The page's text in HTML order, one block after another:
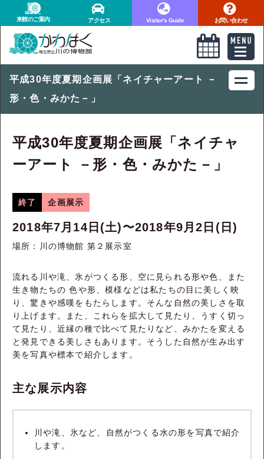
来館のご案内 アクセス Visitor's Guide お問い合わせ
平成30年度夏期企画展「ネイチャーアート －
形・色・みかた－」
平成30年度夏期企画展「ネイチャ
ーアート －形・色・みかた－」
終了 企画展示
2018年7月14日(土)〜2018年9月2日(日)
場所：川の博物館 第２展示室
流れる川や滝、氷がつくる形、空に見られる形や色、また
生き物たちの 色や形、模様などは私たちの目に美しく映
り、驚きや感嘆をもたらします。そんな自然の美しさを取
り上げます。また、これらを拡大して見たり、うすく切っ
て見たり、近縁の種で比べて見たりなど、みかたを変える
と発見できる美しさもあります。そうした自然が生み出す
美を写真や標本で紹介します。
主な展示内容
川や滝、氷など、自然がつくる水の形を写真で紹介
します。